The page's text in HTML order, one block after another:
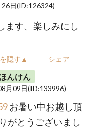
26日(ID:126324)
ます、楽しみにし
隠す▲ シェア
んけん
月09日(ID:133996)
お暑い中お越し頂
がとうございまし